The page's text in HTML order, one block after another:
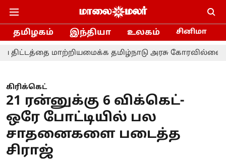
தமிழகம் இந்தியா உலகம் சினிமா
மாற்றியமைக்க தமிழ்நாடு அரசு கோரவில்லை -
கிரிக்கெட்
21 ரன்னுக்கு 6 விக்கெட்-
ஒரே போட்டியில் பல
சாதனைகளை படைத்த
சிராஜ்